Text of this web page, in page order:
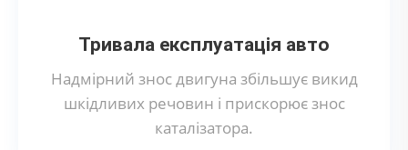
Тривала експлуатація авто
Надмірний знос двигуна збільшує викид
шкідливих речовин і прискорює знос
каталізатора.